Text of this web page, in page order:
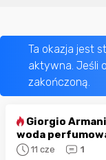
woda
11 cze 1